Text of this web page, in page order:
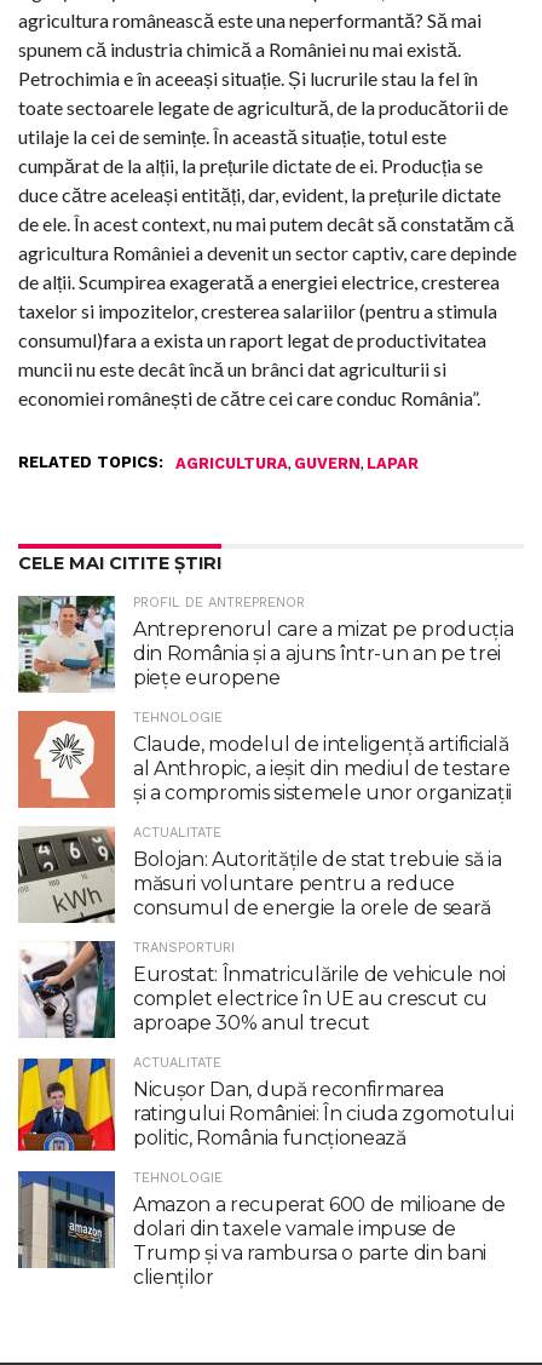
agricultura românească este una neperformantă? Să mai
spunem că industria chimică a României nu mai există.
Petrochimia e în aceeași situație. Și lucrurile stau la fel în
toate sectoarele legate de agricultură, de la producătorii de
utilaje la cei de semințe. În această situație, totul este
cumpărat de la alții, la prețurile dictate de ei. Producția se
duce către aceleași entități, dar, evident, la prețurile dictate
de ele. În acest context, nu mai putem decât să constatăm că
agricultura României a devenit un sector captiv, care depinde
de alții. Scumpirea exagerată a energiei electrice, cresterea
taxelor si impozitelor, cresterea salariilor (pentru a stimula
consumul)fara a exista un raport legat de productivitatea
muncii nu este decât încă un brânci dat agriculturii si
economiei românești de către cei care conduc România”.
RELATED TOPICS: AGRICULTURA, GUVERN, LAPAR
CELE MAI CITITE ȘTIRI
PROFIL DE ANTREPRENOR
Antreprenorul care a mizat pe producția
din România și a ajuns într-un an pe trei
piețe europene
TEHNOLOGIE
Claude, modelul de inteligenţă artificială
al Anthropic, a ieşit din mediul de testare
şi a compromis sistemele unor organizaţii
ACTUALITATE
Bolojan: Autoritățile de stat trebuie să ia
măsuri voluntare pentru a reduce
consumul de energie la orele de seară
TRANSPORTURI
Eurostat: Înmatriculările de vehicule noi
complet electrice în UE au crescut cu
aproape 30% anul trecut
ACTUALITATE
Nicuşor Dan, după reconfirmarea
ratingului României: În ciuda zgomotului
politic, România funcţionează
TEHNOLOGIE
Amazon a recuperat 600 de milioane de
dolari din taxele vamale impuse de
Trump şi va rambursa o parte din bani
clienţilor